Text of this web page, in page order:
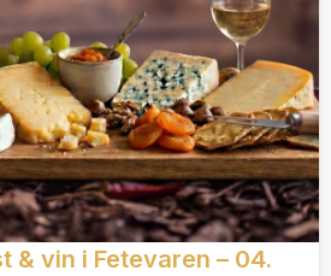
& vin i Fetevaren – 04.